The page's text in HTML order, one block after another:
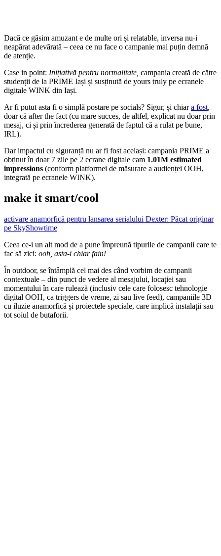
Dacă ce găsim amuzant e de multe ori și relatable, inversa nu-i
neapărat adevărată – ceea ce nu face o campanie mai puțin demnă
de atenție.
Case in point: Inițiativă pentru normalitate, campania creată de către
studenții de la PRIME Iași și susținută de yours truly pe ecranele
digitale WINK din Iași.
Ar fi putut asta fi o simplă postare pe socials? Sigur, și chiara fost,
doar că after the fact (cu mare succes, de altfel, explicat nu doar prin
mesaj, ci și prin încrederea generată de faptul că a rulat pe bune,
IRL).
Dar impactul cu siguranță nu ar fi fost același: campania PRIME a
obținut în doar 7 zile pe 2 ecrane digitale cam 1.01M estimated
impressions (conform platformei de măsurare a audienței OOH,
integrată pe ecranele WINK).
make it smart/cool
activare anamorfică pentru lansarea serialului Dexter: Păcat originar
pe SkyShowtime
Ceea ce-i un alt mod de a pune împreună tipurile de campanii care te
fac să zici: ooh, asta-i chiar fain!
În outdoor, se întâmplă cel mai des când vorbim de campanii
contextuale – din punct de vedere al mesajului, locației sau
momentului în care rulează (inclusiv cele care folosesc tehnologie
digital OOH, ca triggers de vreme, zi sau live feed), campaniile 3D
cu iluzie anamorfică și proiectele speciale, care implică instalații sau
tot soiul de butaforii.